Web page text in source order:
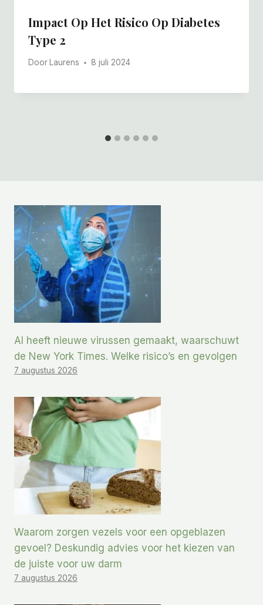
Impact Op Het Risico Op Diabetes
Type 2
Door Laurens 8 juli 2024
AI heeft nieuwe virussen gemaakt, waarschuwt
de New York Times. Welke risico’s en gevolgen
7 augustus 2026
Waarom zorgen vezels voor een opgeblazen
gevoel? Deskundig advies voor het kiezen van
de juiste voor uw darm
7 augustus 2026